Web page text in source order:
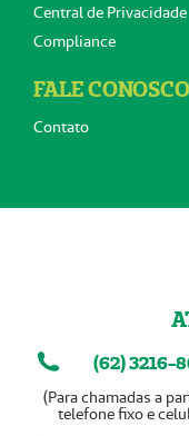
Central de Privacidade
Compliance
FALE CONOSCO
Contato
(62) 3216-
(Para chamadas a
telefone fixo e